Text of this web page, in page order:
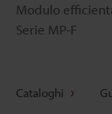
Modulo
Serie MP-F
Cataloghi